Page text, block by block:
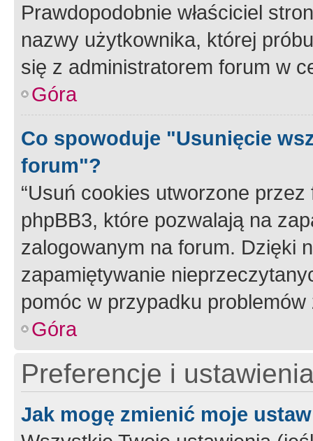
Prawdopodobnie właściciel
nazwy użytkownika, której
się z administratorem forum w
Góra
Co spowoduje "Usunięcie
forum"?
“Usuń cookies utworzone
phpBB3, które pozwalają na
zalogowanym na forum. Dzięki
zapamiętywanie
pomóc w przypadku
Góra
Preferencje i
Jak mogę zmienić moje